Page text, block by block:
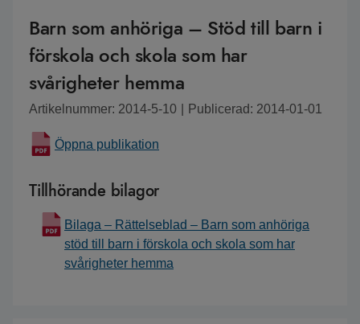
Barn som anhöriga – Stöd till barn i
förskola och skola som har
svårigheter hemma
Artikelnummer: 2014-5-10 Publicerad: 2014-01-01
Öppna publikation
Tillhörande bilagor
Bilaga – Rättelseblad – Barn som anhöriga
stöd till barn i förskola och skola som har
svårigheter hemma